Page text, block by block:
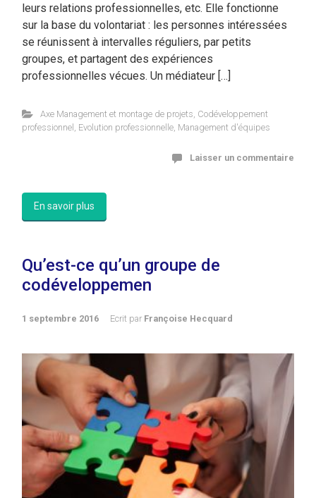
leurs relations professionnelles, etc. Elle fonctionne
sur la base du volontariat : les personnes intéressées
se réunissent à intervalles réguliers, par petits
groupes, et partagent des expériences
professionnelles vécues. Un médiateur […]
Axe Management et montage de projets Codéveloppement
professionnel
Evolution professionnelle Management d'équipes
Laisser un commentaire
En savoir plus
Qu’est-ce qu’un groupe de
codéveloppemen
1 septembre 2016 Ecrit par Françoise Hecquard